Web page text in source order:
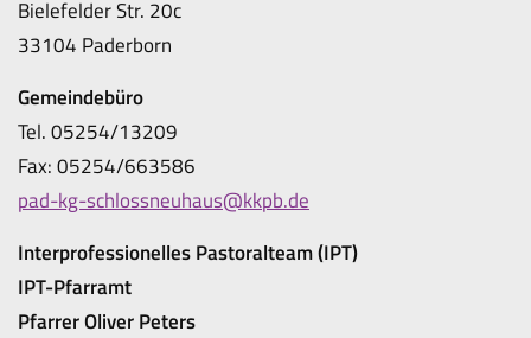
Bielefelder Str. 20c
33104 Paderborn
Gemeindebüro
Tel. 05254/13209
Fax: 05254/663586
pad-kg-schlossneuhaus@kkpb.de
Interprofessionelles Pastoralteam (IPT)
IPT-Pfarramt
Pfarrer Oliver Peters